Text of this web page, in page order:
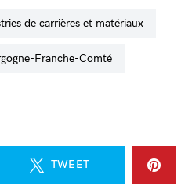
de carrières et matériaux
Franche-Comté
TWEET